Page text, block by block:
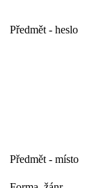
Předmět - heslo
Předmět - místo